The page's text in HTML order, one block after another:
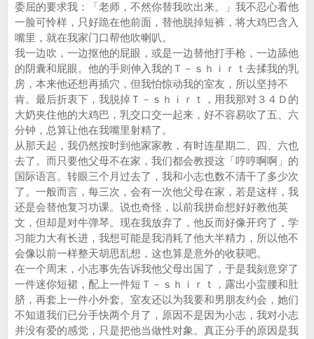
委屈的要求我：「老师，不然你替我吹出来。」我不忍心看他
一脸可怜样，只好跪在他前面，替他脱掉短裤，将大鸡巴含入
嘴里，就在我家门口帮他吹喇叭。
我一边吹，一边抠他的屁眼，或是一边替他打手枪，一边舔他
的阴囊和屁眼。他的手则伸入我的Ｔ－ｓｈｉｒｔ去揉我的乳
房，本来他还想再插穴，但我怕惊动我的室友，所以坚持不
肯。最后折衷下，我脱掉Ｔ－ｓｈｉｒｔ，用我那对３４Ｄ的
大奶夹住他的大鸡巴，乳交口交一起来，好不容易吹了五、六
分钟，总算让他在我嘴里射精了。
从那天起，我仍然按时到他家家教，有时连星期二、四、六也
去了。而只要他父母不在家，我们都会教授这「哼哼啊啊」的
国际语言。转眼三个月过去了，我和小志也数不清干了多少次
了。一般而言，每三次，会有一次他父母在家，若是这样，我
还是会替他复习功课。说也奇怪，以前我拼命想好好教他英
文，但却是对牛弹琴。现在我放弃了，他反而好像开窍了，学
习能力大有长进，我想可能是我消耗了他大半精力，所以他不
会像以前一样整天胡思乱想，这也算是意外的收获吧。
在一个周末，小志事先告诉我他父母出国了，于是我刻意穿了
一件迷你短裙，配上一件短Ｔ－ｓｈｉｒｔ，露出小蛮腰和肚
脐，再套上一件小外套。室友还以为我要和男朋友约会，她们
不知道我们已分手快两个月了，原因不是因为小志，我对小志
并没有爱的感觉，只是把他当做性对象。真正分手的原因是我